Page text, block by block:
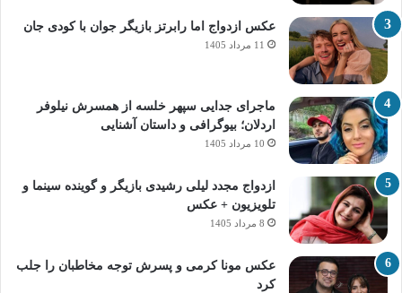
عکس ازدواج اما رابرتز بازیگر جوان با کودی جان
11 مرداد 1405
ماجرای جدایی سپهر خلسه از همسرش نیلوفر
اردلان؛ بیوگرافی و داستان آشنایی
10 مرداد 1405
ازدواج مجدد لیلی رشیدی بازیگر و گوینده سینما و
تلویزیون + عکس
8 مرداد 1405
عکس مونا کرمی و پسرش توجه مخاطبان را جلب
کرد